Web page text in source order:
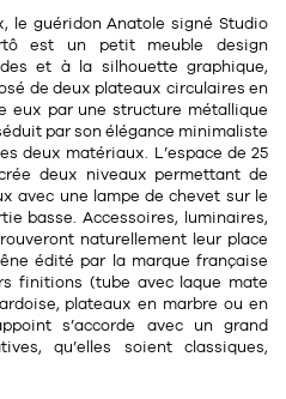
Bac
document
276
basse
d'appoint
39
Nappe
table
au mètre
poivre14
11
d'artiste
1
Livre
4
étui, coque
, le guéridon Anatole signéStudio
est un petit meuble design
et à la silhouette graphique,
de deux plateaux circulaires en
eux par unestructure métallique
par son élégance minimaliste
deux matériaux. L’espace de 25
deux niveaux permettant de
avec une lampe de chevet sur le
basse. Accessoires, luminaires,
naturellement leur place
édité par la marque française
finitions (tube avec laque mate
plateaux en marbre ou en
s’accorde avec un grand
qu’elles soient classiques,